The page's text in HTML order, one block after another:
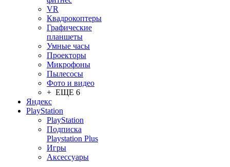
VR
Квадрокоптеры
Графические
планшеты
Умные часы
Проекторы
Микрофоны
Пылесосы
Фото и видео
+ ЕЩЕ 6
Яндекс
PlayStation
PlayStation
Подписка
Playstation Plus
Игры
Аксессуары